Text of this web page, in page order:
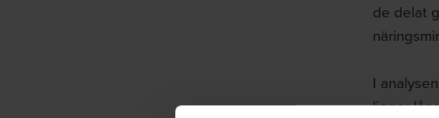
de delat
I
ligger